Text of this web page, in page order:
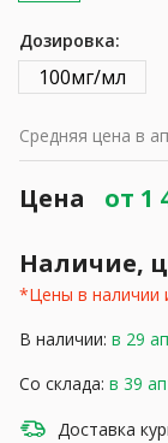
Дозировка:
100мг/мл
Средняя цена в
Цена от 1
Наличие,
*Цены в наличии
В наличии: в 29
Со склада: в 39
Доставка